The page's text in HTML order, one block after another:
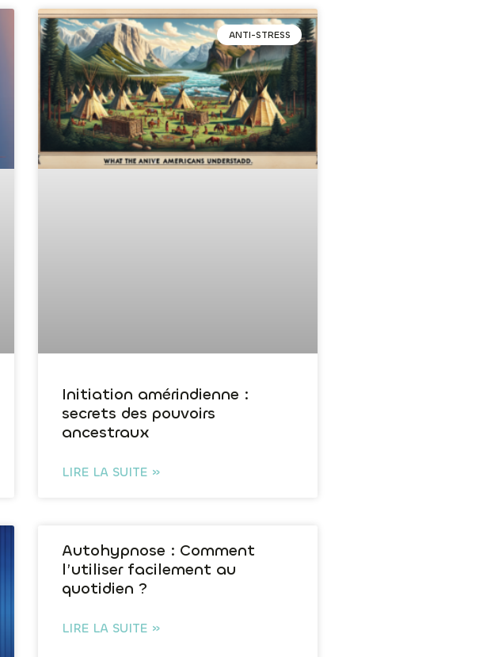
ANTI-STRESS
Initiation amérindienne :
secrets des pouvoirs
ancestraux
LIRE LA SUITE »
Autohypnose : Comment
l’utiliser facilement au
quotidien ?
LIRE LA SUITE »